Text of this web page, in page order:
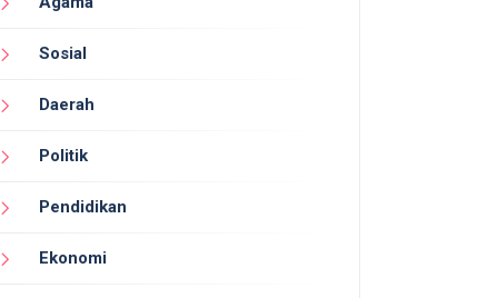
Sosial
Daerah
Politik
Pendidikan
Ekonomi